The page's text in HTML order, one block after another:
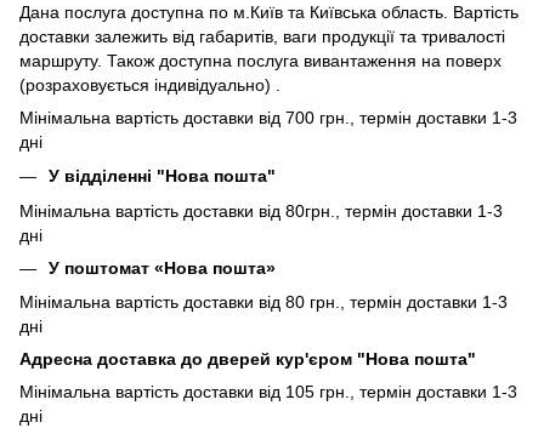
Дана послуга доступна по м.Київ та Київська область. Вартість
доставки залежить від габаритів, ваги продукції та тривалості
маршруту. Також доступна послуга вивантаження на поверх
(розраховується індивідуально) .
Мінімальна вартість доставки від 700 грн., термін доставки 1-3
дні
У відділенні "Нова пошта"
Мінімальна вартість доставки від 80грн., термін доставки 1-3
дні
У поштомат «Нова пошта»
Мінімальна вартість доставки від 80 грн., термін доставки 1-3
дні
Адресна доставка до дверей кур'єром "Нова пошта"
Мінімальна вартість доставки від 105 грн., термін доставки 1-3
дні